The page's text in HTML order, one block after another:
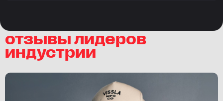
отзывы лидеров
индустрии